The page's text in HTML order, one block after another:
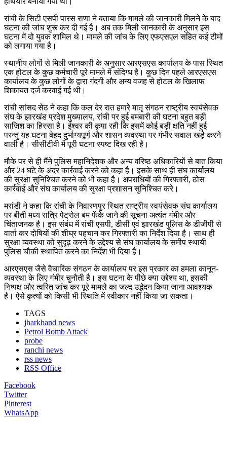
रांची के सिटी एसपी पारस राणा ने बताया कि मामले की जानकारी मिलने के बाद
घटना की जांच शुरू कर दी गई है। अब तक मिली जानकारी के अनुसार इस
घटना में दो युवक शामिल थे। मामले की जांच के लिए एफएसएल सहित कई टीमों
को लगाया गया है।
स्थानीय लोगों से मिली जानकारी के अनुसार आरएसएस कार्यालय के पास स्थित
एक होटल के कुछ कर्मचारी पूरे मामले में संदिग्ध है। कुछ दिन पहले आरएसएस
कार्यालय के कुछ लोगों के द्वारा गंदगी और अन्य वजह से होटल के खिलाफ
शिकायत दर्ज करवाई गई थी।
रांची सांसद सेठ ने कहा कि कल देर रात हमारे मातृ संगठन राष्ट्रीय स्वयंसेवक
संघ के झारखंड प्रदेश मुख्यालय, रांची पर हुई बमबारी की घटना बहुत बड़ी
साजिश का हिस्सा है। ईश्वर की कृपा रही कि इसमें कोई बड़ी क्षति नहीं हुई
परन्तु यह घटना बेहद दुर्भाग्यपूर्ण और शासन व्यवस्था पर गंभीर सवाल खड़े करने
वाली है। सीसीटीवी में पूरी घटना स्पष्ट दिख रही है।
मौके पर से ही मैंने पुलिस महानिदेशक और अन्य वरिष्ठ अधिकारियों से बात किया
और 24 घंटे के अंदर कार्रवाई करने को कहा है। इसके साथ ही संघ कार्यालय
की सुरक्षा सुनिश्चित करने को भी कहा है। अपराधियों की गिरफ्तारी, ठोस
कार्रवाई और संघ कार्यालय की सुरक्षा प्रशासन सुनिश्चित करे।
मरांडी ने कहा कि रांची के निवारणपुर स्थित राष्ट्रीय स्वयंसेवक संघ कार्यालय
पर बीती मध्य रात्रि पेट्रोल बम फेंके जाने की सूचना अत्यंत गंभीर और
चिंताजनक है। इस संबंध में रांची एसपी, डीसी एवं झारखंड पुलिस के डीजीपी से
वार्ता कर दोषियों की शीघ्र पहचान कर गिरफ्तारी का निर्देश दिया है। साथ ही
सुरक्षा व्यवस्था को सुदृढ़ करने के उद्देश्य से संघ कार्यालय के समीप स्थायी
पुलिस चौकी स्थापित करने का निर्देश भी दिया है।
आरएसएस जैसे वैचारिक संगठन के कार्यालय पर इस प्रकार का हमला कानून-
व्यवस्था के लिए गंभीर चुनौती है। इस घटना के पीछे क्या उद्देश्य था, इसकी
निष्पक्ष और त्वरित जांच कर पूरे मामले का जल्द उद्भेदन किया जाना आवश्यक
है। ऐसे कृत्यों को किसी भी स्थिति में स्वीकार नहीं किया जा सकता।
TAGS
jharkhand news
Petrol Bomb Attack
probe
ranchi news
rss news
RSS Office
Facebook
Twitter
Pinterest
WhatsApp